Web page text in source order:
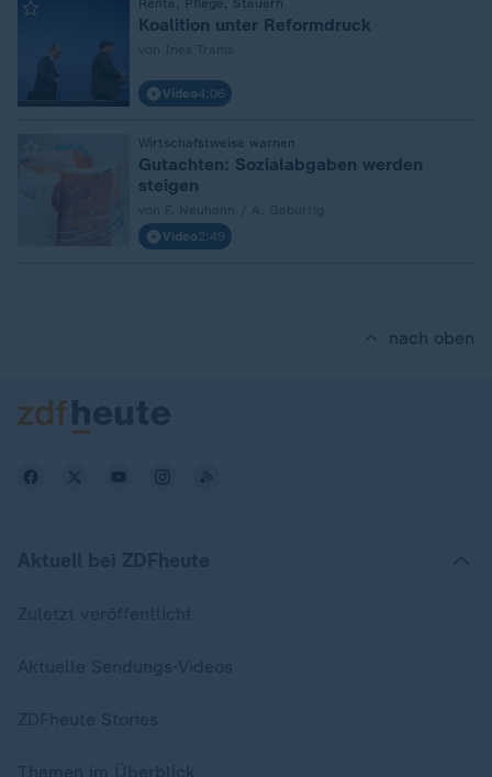
Rente, Pflege, Steuern
Koalition unter Reformdruck
Video4:06
Wirtschafstweise warnen
Gutachten: Sozialabgaben werden
steigen
Video2:49
nach oben